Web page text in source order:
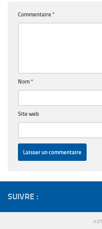
Commentaire *
Nom*
Site web
SUIVRE :